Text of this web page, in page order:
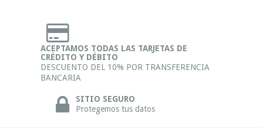
ACEPTAMOS TODAS LAS TARJETAS DE
CRÉDITO Y DÉBITO
DESCUENTO DEL 10% POR TRANSFERENCIA
BANCARIA
SITIO SEGURO
Protegemos tus datos